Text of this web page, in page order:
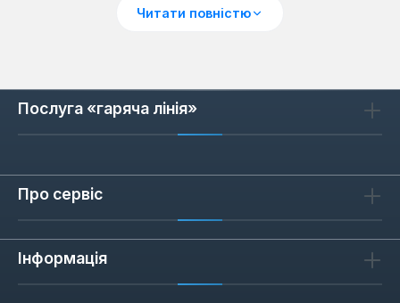
дає автономність без прив'язки до розетки.
Сценарії застосування: коли 43
см — оптимальний вибір
Ширина скошування 43 см підходить для
газонах вона забезпечує високу
трава висока або волога, потужність понад
1.5 кВт допомагає уникнути забивання
Читати повністю
Послуга «гаряча лінія»
Про сервіс
Інформація